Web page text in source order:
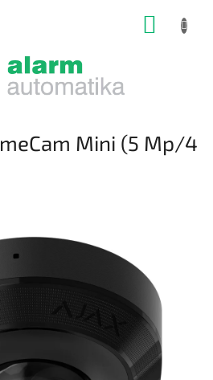
Mini (5 Mp/4